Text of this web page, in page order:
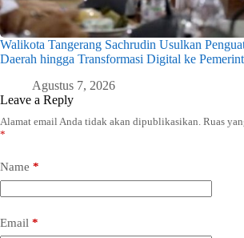
Walikota Tangerang Sachrudin Usulkan
Daerah hingga Transformasi Digital ke
Agustus 7, 2026
Leave a Reply
Alamat email Anda tidak akan dipublikasikan. Ruas
*
Name *
Email *